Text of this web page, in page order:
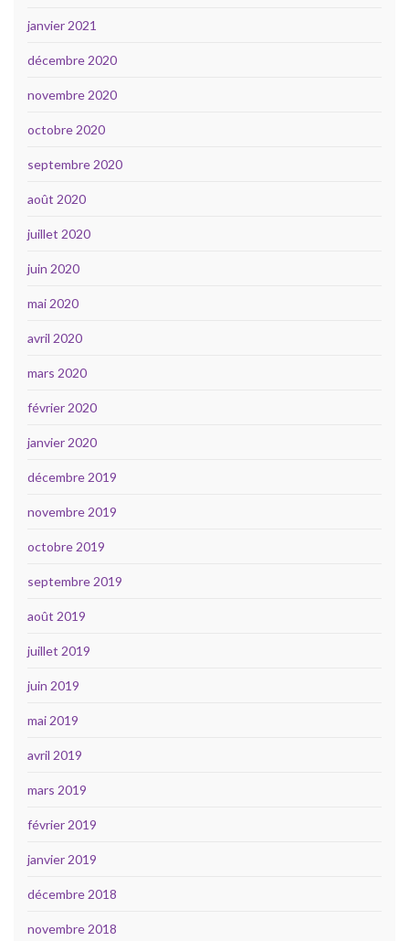
janvier 2021
décembre 2020
novembre 2020
octobre 2020
septembre 2020
août 2020
juillet 2020
juin 2020
mai 2020
avril 2020
mars 2020
février 2020
janvier 2020
décembre 2019
novembre 2019
octobre 2019
septembre 2019
août 2019
juillet 2019
juin 2019
mai 2019
avril 2019
mars 2019
février 2019
janvier 2019
décembre 2018
novembre 2018